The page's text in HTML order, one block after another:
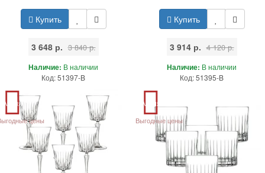
Купить
3 648 р. 3 840 р.
Наличие: В наличии
Код: 51397-B
Купить
3 914 р. 4 120 р.
Наличие: В наличии
Код: 51395-B
Акция
цены
Акция
Выгодные цены